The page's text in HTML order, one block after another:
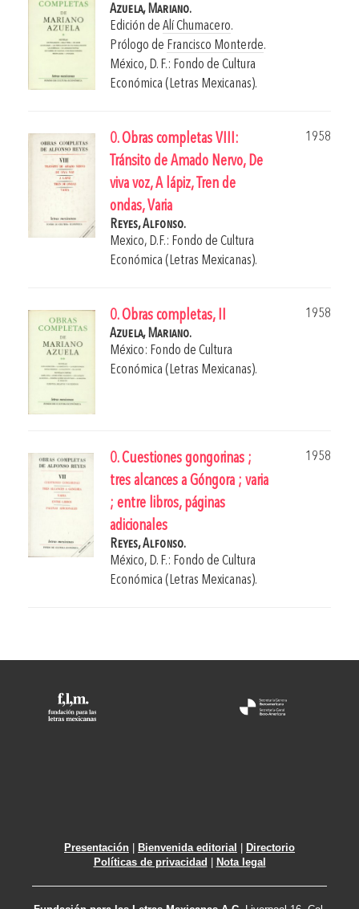
Azuela, Mariano.
Edición de Alí Chumacero.
Prólogo de Francisco Monterde.
México, D. F.: Fondo de Cultura
Económica (Letras Mexicanas).
0. Obras completas VIII:
Tránsito de Amado Nervo, De
viva voz, A lápiz, Tren de
ondas, Varia
1958
Reyes, Alfonso.
Mexico, D.F.: Fondo de Cultura
Económica (Letras Mexicanas).
0. Obras completas, II
1958
Azuela, Mariano.
México: Fondo de Cultura
Económica (Letras Mexicanas).
0. Cuestiones gongorinas ;
tres alcances a Góngora ; varia
; entre libros, páginas
adicionales
1958
Reyes, Alfonso.
México, D. F.: Fondo de Cultura
Económica (Letras Mexicanas).
Presentación Bienvenida editorial
Directorio
Políticas de privacidad
Nota legal